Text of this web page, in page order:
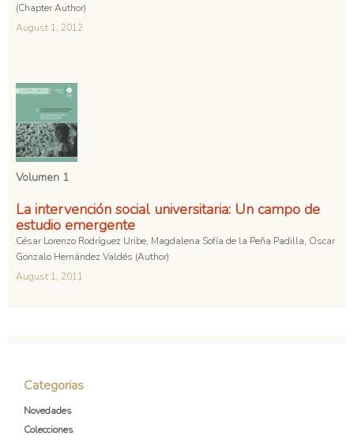
(Chapter Author)
August 1, 2012
Volumen 1
La intervención social universitaria: Un campo de
estudio emergente
César Lorenzo Rodríguez Uribe, Magdalena Sofía de la Peña Padilla, Oscar
Gonzalo Hernández Valdés (Author)
August 1, 2011
Categorias
Novedades
Colecciones